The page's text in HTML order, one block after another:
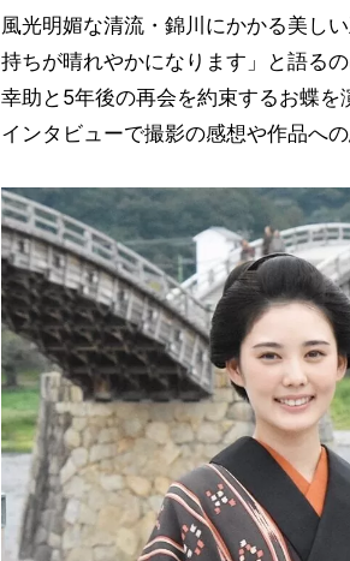
風光明媚な清流・錦川にかかる美し
持ちが晴れやかになります」と語る
幸助と5年後の再会を約束するお蝶
インタビューで撮影の感想や作品へ